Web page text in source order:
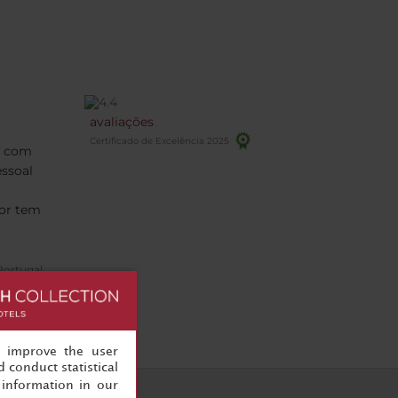
com
tem
03/2026
avaliações
Certificado de Excelência 2025
the user
conduct statistical
in our